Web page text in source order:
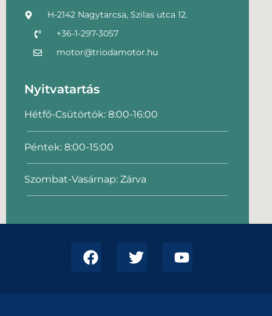
H-2142 Nagytarcsa, Szilas utca 12.
+36-1-297-3057
motor@triodamotor.hu
Nyitvatartás
Hétfő-Csütörtök: 8:00-16:00
Péntek: 8:00-15:00
Szombat-Vasárnap: Zárva